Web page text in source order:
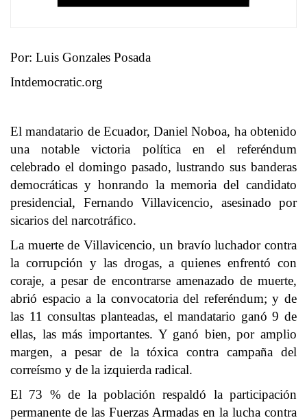
Por: Luis Gonzales Posada
Intdemocratic.org
El mandatario de Ecuador, Daniel Noboa, ha obtenido
una notable victoria política en el referéndum
celebrado el domingo pasado, lustrando sus banderas
democráticas y honrando la memoria del candidato
presidencial, Fernando Villavicencio, asesinado por
sicarios del narcotráfico.
La muerte de Villavicencio, un bravío luchador contra
la corrupción y las drogas, a quienes enfrentó con
coraje, a pesar de encontrarse amenazado de muerte,
abrió espacio a la convocatoria del referéndum; y de
las 11 consultas planteadas, el mandatario ganó 9 de
ellas, las más importantes. Y ganó bien, por amplio
margen, a pesar de la tóxica contra campaña del
correísmo y de la izquierda radical.
El 73 % de la población respaldó la participación
permanente de las Fuerzas Armadas en la lucha contra